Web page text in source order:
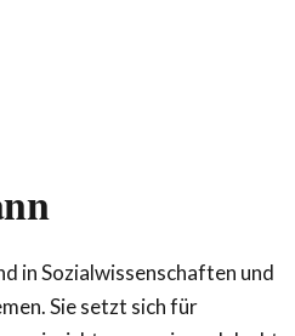
in Sozialwissenschaften und
Sie setzt sich für